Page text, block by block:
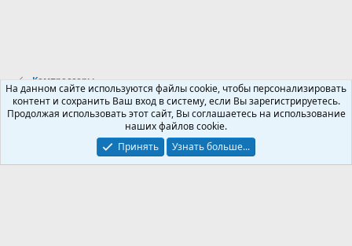
й
г
о
л
о
й
г
о
л
о
Компрессоры
Russian (RU)
Условия и правила
Политика конфиденциальности
Помощь
На данном сайте используются файлы cookie, чтобы персонализировать
контент и сохранить Ваш вход в систему, если Вы зарегистрируетесь.
Продолжая использовать этот сайт, Вы соглашаетесь на использование
наших файлов cookie.
Принять
Узнать больше...